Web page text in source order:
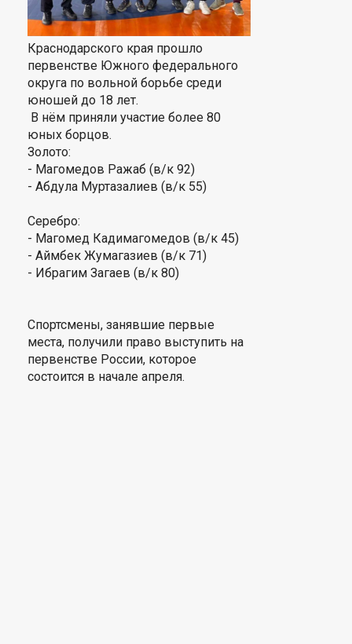
Краснодарского края прошло
первенстве Южного федерального
округа по вольной борьбе среди
юношей до 18 лет.
В нём приняли участие более 80
юных борцов.
Золото:
- Магомедов Ражаб (в/к 92)
- Абдула Муртазалиев (в/к 55)
Серебро:
- Магомед Кадимагомедов (в/к 45)
- Аймбек Жумагазиев (в/к 71)
- Ибрагим Загаев (в/к 80)
Спортсмены, занявшие первые
места, получили право выступить на
первенстве России, которое
состоится в начале апреля.